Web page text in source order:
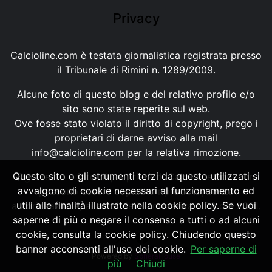
Privacy
Calcioline.com è testata giornalistica registrata presso
il Tribunale di Rimini n. 1289/2009.
Alcune foto di questo blog e del relativo profilo e/o
sito sono state reperite sul web.
Ove fosse stato violato il diritto di copyright, prego i
proprietari di darne avviso alla mail
info@calcioline.com per la relativa rimozione.
Ogni testo e foto di proprietà di Calcioline.com non
possono essere copiati o riprodotti, senza
autorizzazione, ai sensi della normativa n.29 del 2001.
Powered by SpheraHouse
Questo sito o gli strumenti terzi da questo utilizzati si
avvalgono di cookie necessari al funzionamento ed
utili alle finalità illustrate nella cookie policy. Se vuoi
saperne di più o negare il consenso a tutti o ad alcuni
cookie, consulta la cookie policy. Chiudendo questo
banner acconsenti all'uso dei cookie. Per saperne di
più
Chiudi